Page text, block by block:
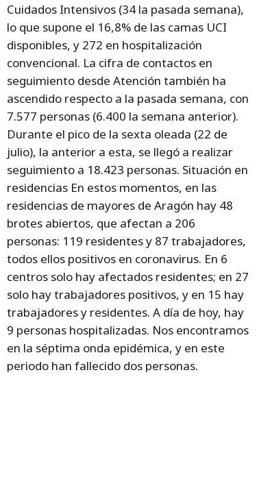
Cuidados Intensivos (34 la pasada semana),
lo que supone el 16,8% de las camas UCI
disponibles, y 272 en hospitalización
convencional. La cifra de contactos en
seguimiento desde Atención también ha
ascendido respecto a la pasada semana, con
7.577 personas (6.400 la semana anterior).
Durante el pico de la sexta oleada (22 de
julio), la anterior a esta, se llegó a realizar
seguimiento a 18.423 personas. Situación en
residencias En estos momentos, en las
residencias de mayores de Aragón hay 48
brotes abiertos, que afectan a 206
personas: 119 residentes y 87 trabajadores,
todos ellos positivos en coronavirus. En 6
centros solo hay afectados residentes; en 27
solo hay trabajadores positivos, y en 15 hay
trabajadores y residentes. A día de hoy, hay
9 personas hospitalizadas. Nos encontramos
en la séptima onda epidémica, y en este
periodo han fallecido dos personas.